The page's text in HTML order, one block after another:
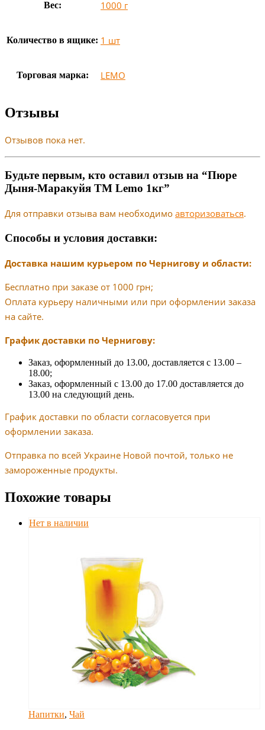
Вес: 1000 г
Количество в ящике: 1 шт
Торговая марка: LEMO
Отзывы
Отзывов пока нет.
Будьте первым, кто оставил отзыв на “Пюре
Дыня-Маракуйя ТМ Lemo 1кг”
Для отправки отзыва вам необходимо авторизоваться.
Способы и условия доставки:
Доставка нашим курьером по Чернигову и области:
Бесплатно при заказе от 1000 грн;
Оплата курьеру наличными или при оформлении заказа
на сайте.
График доставки по Чернигову:
Заказ, оформленный до 13.00, доставляется с 13.00 –
18.00;
Заказ, оформленный с 13.00 до 17.00 доставляется до
13.00 на следующий день.
График доставки по области согласовуется при
оформлении заказа.
Отправка по всей Украине Новой почтой, только не
замороженные продукты.
Похожие товары
Нет в наличии
Напитки, Чай